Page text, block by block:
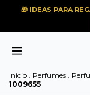
🎁 IDEAS PARA
Inicio Perfumes
1009655